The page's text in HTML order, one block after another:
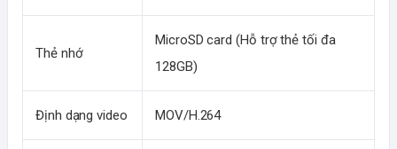
Thẻ nhớ
MicroSD card (Hỗ trợ thẻ tối đa
128GB)
Định dạng video MOV/H.264